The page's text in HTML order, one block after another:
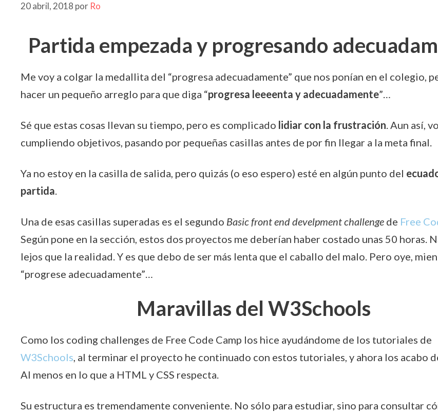
20 abril, 2018 por Ro
Partida empezada y progresando
Me voy a colgar la medallita del “progresa adecuadamente” que nos ponían en el colegio,
hacer un pequeño arreglo para que diga “progresa leeeenta y adecuadamente”…
Sé que estas cosas llevan su tiempo, pero es complicado lidiar con la frustración . Aun así,
cumpliendo objetivos, pasando por pequeñas casillas antes de por fin llegar a la meta final.
Ya no estoy en la casilla de salida, pero quizás (o eso espero) esté en algún punto del
partida
Una de esas casillas superadas es el segundo Basic front end develpment challenge de Free
Según pone en la sección, estos dos proyectos me deberían haber costado unas 50 horas.
lejos que la realidad. Y es que debo de ser más lenta que el caballo del malo. Pero oye,
“progrese adecuadamente”…
Maravillas del W3Schools
Como los coding challenges de Free Code Camp los hice ayudándome de los tutoriales de
W3Schools , al terminar el proyecto he continuado con estos tutoriales, y ahora los acabo
Al menos en lo que a HTML y CSS respecta.
Su estructura es tremendamente conveniente. No sólo para estudiar, sino para consultar